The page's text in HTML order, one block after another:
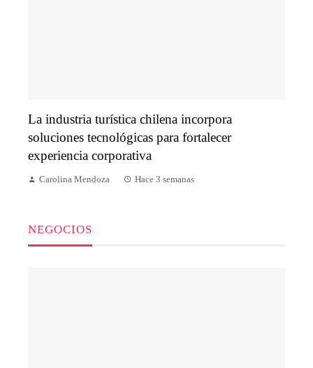
La industria turística chilena incorpora
soluciones tecnológicas para fortalecer
experiencia corporativa
Carolina Mendoza Hace 3 semanas
NEGOCIOS